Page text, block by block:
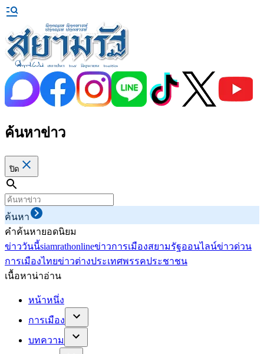
ค้นหาข่าว
ปิด
ค้นหา
คำค้นหายอดนิยม
ข่าววันนี้siamrathonlineข่าวการเมืองสยามรัฐออนไลน์ข่าวด่วน
การเมืองไทยข่าวต่างประเทศพรรคประชาชน
เนื้อหาน่าอ่าน
หน้าหนึ่ง
การเมือง
บทความ